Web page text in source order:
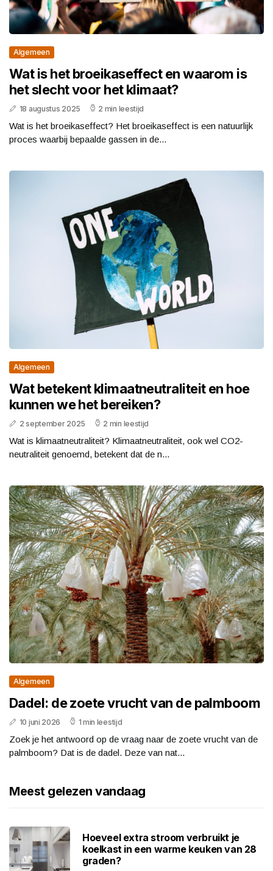
Algemeen
Wat is het broeikaseffect en waarom is
het slecht voor het klimaat?
18 augustus 2025 2 min leestijd
Wat is het broeikaseffect? Het broeikaseffect is een natuurlijk
proces waarbij bepaalde gassen in de...
Algemeen
Wat betekent klimaatneutraliteit en hoe
kunnen we het bereiken?
2 september 2025 2 min leestijd
Wat is klimaatneutraliteit? Klimaatneutraliteit, ook wel CO2-
neutraliteit genoemd, betekent dat de n...
Algemeen
Dadel: de zoete vrucht van de palmboom
10 juni 2026 1 min leestijd
Zoek je het antwoord op de vraag naar de zoete vrucht van de
palmboom? Dat is de dadel. Deze van nat...
Meest gelezen vandaag
Hoeveel extra stroom verbruikt je
koelkast in een warme keuken van 28
graden?